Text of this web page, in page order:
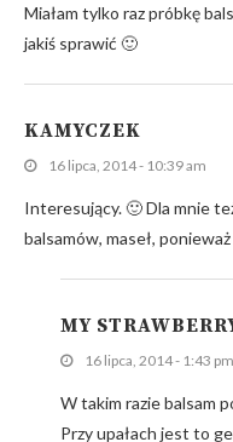
Miałam tylko raz próbkę
jakiś sprawić 🙂
KAMYCZEK
16 lipca, 2014 - 10:39 am
Interesujący. 🙂 Dla mnie
balsamów, maseł,
MY
16 lipca, 2014 - 1:43 pm
W takim razie balsam
Przy upałach jest to